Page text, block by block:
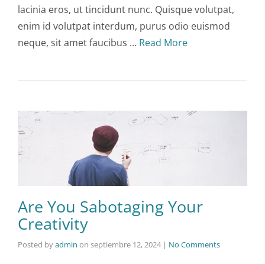
lacinia eros, ut tincidunt nunc. Quisque volutpat,
enim id volutpat interdum, purus odio euismod
neque, sit amet faucibus … Read More
Are You Sabotaging Your
Creativity
Posted byadmin on septiembre 12, 2024 | No Comments